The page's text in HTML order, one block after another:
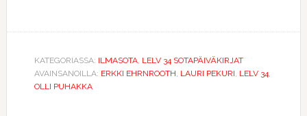
KATEGORIASSA: ILMASOTA, LELV 34 SOTAPÄIVÄKIRJAT
AVAINSANOILLA: ERKKI EHRNROOTH, LAURI PEKURI, LELV 34,
OLLI PUHAKKA